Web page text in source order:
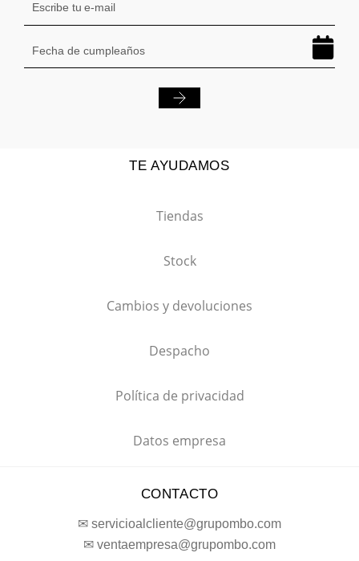
TE AYUDAMOS
Tiendas
Stock
Cambios y devoluciones
Despacho
Política de privacidad
Datos empresa
CONTACTO
✉ servicioalcliente@grupombo.com
✉ ventaempresa@grupombo.com